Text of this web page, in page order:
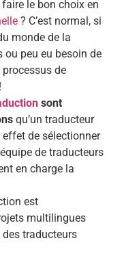
faire le bon choix en
? C’est normal, si
monde de la
ou peu eu besoin de
de
sont
qu’un traducteur
de sélectionner
de traducteurs
en charge la
est
multilingues
traducteurs